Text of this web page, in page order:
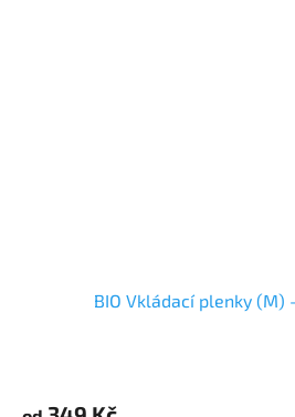
BIO Vkládací plenky (M)